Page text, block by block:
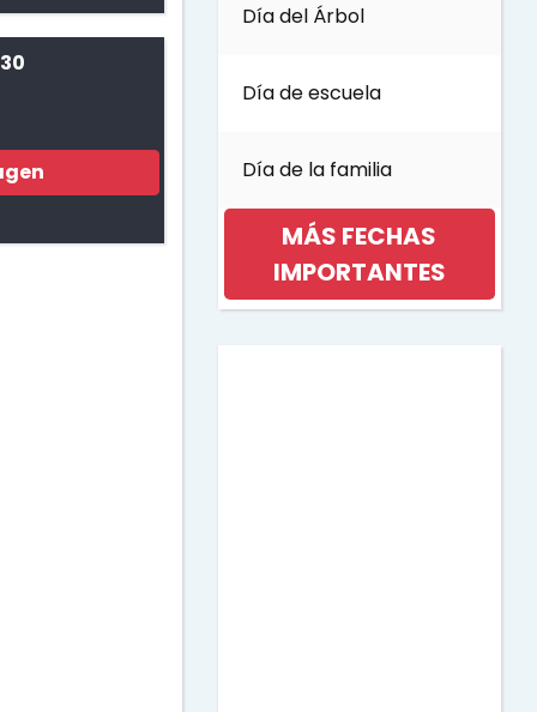
Día del Árbol
Día de escuela
Día de la familia
MÁS FECHAS
IMPORTANTES